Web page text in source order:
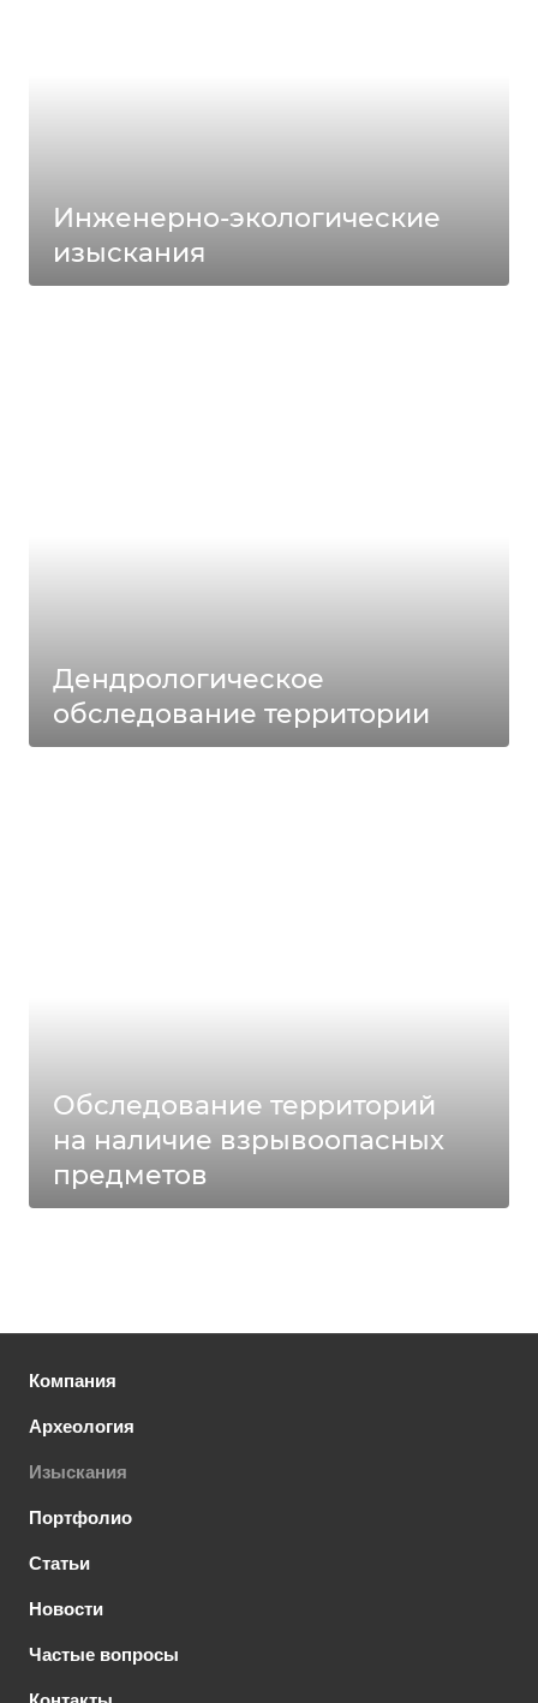
Инженерно-экологические
изыскания
Дендрологическое
обследование территории
Обследование территорий
на наличие взрывоопасных
предметов
Компания
Археология
Изыскания
Портфолио
Статьи
Новости
Частые вопросы